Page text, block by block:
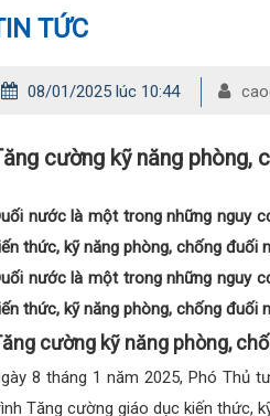
TỨC
08/01/2025 lúc 10:44
cường kỹ năng phòng,
nước là một trong những nguy
thức, kỹ năng phòng, chống
nước là một trong những nguy
thức, kỹ năng phòng, chống
cường kỹ năng phòng,
8 tháng 1 năm 2025, Phó Thủ
Tăng cường giáo dục kiến thức,